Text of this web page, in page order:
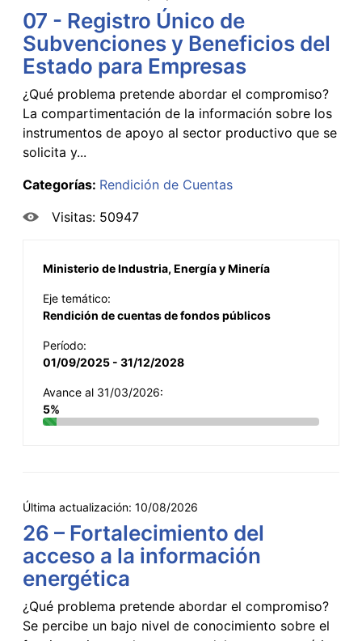
07 - Registro Único de
Subvenciones y Beneficios del
Estado para Empresas
¿Qué problema pretende abordar el compromiso?
La compartimentación de la información sobre los
instrumentos de apoyo al sector productivo que se
solicita y...
Categorías: Rendición de Cuentas
Visitas: 50947
Ministerio de Industria, Energía y Minería
Eje temático:
Rendición de cuentas de fondos públicos
Período:
01/09/2025 - 31/12/2028
Avance al 31/03/2026:
5%
Última actualización: 10/08/2026
26 – Fortalecimiento del
acceso a la información
energética
¿Qué problema pretende abordar el compromiso?
Se percibe un bajo nivel de conocimiento sobre el